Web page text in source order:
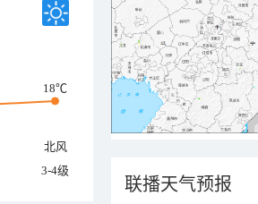
18℃
北风
3-4级
联播天气预报